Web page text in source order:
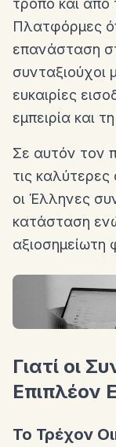
Πλατφόρμες
επανάσταση
ευκαιρίες
εμπειρία και
Σε αυτόν τον
τις
οι Έλληνες
κατάσταση
αξιοσημείωτη
Γιατί οι
Επιπλέον
Το Τρέχον